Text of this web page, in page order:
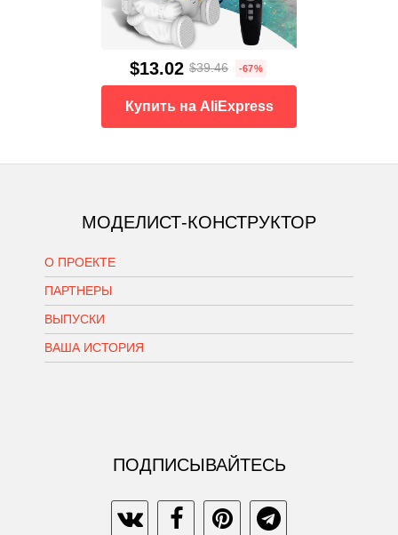
$13.02 $39.46 -67%
Купить на AliExpress
МОДЕЛИСТ-КОНСТРУКТОР
О ПРОЕКТЕ
ПАРТНЕРЫ
ВЫПУСКИ
ВАША ИСТОРИЯ
ПОДПИСЫВАЙТЕСЬ